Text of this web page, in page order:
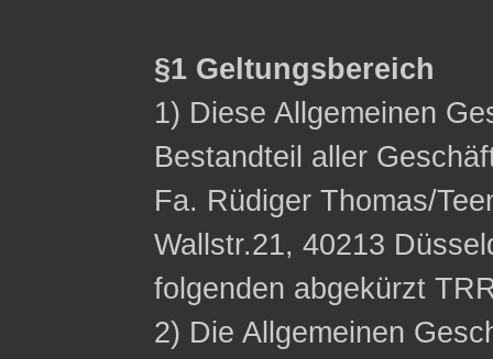
§1 Geltungsbereich
1) Diese Allgemeinen
Bestandteil aller
Fa. Rüdiger Thomas/
Wallstr.21, 40213
folgenden abgekürzt
2) Die Allgemeinen